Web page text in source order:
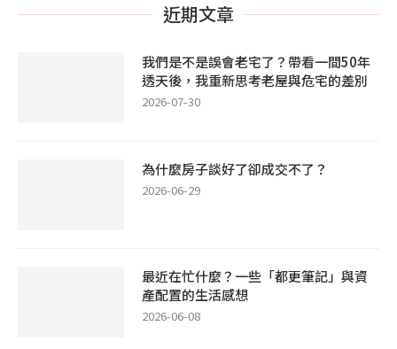
近期文章
我們是不是誤會老宅了？帶看一間50年
透天後，我重新思考老屋與危宅的差別
2026-07-30
為什麼房子談好了卻成交不了？
2026-06-29
最近在忙什麼？一些「都更筆記」與資
產配置的生活感想
2026-06-08